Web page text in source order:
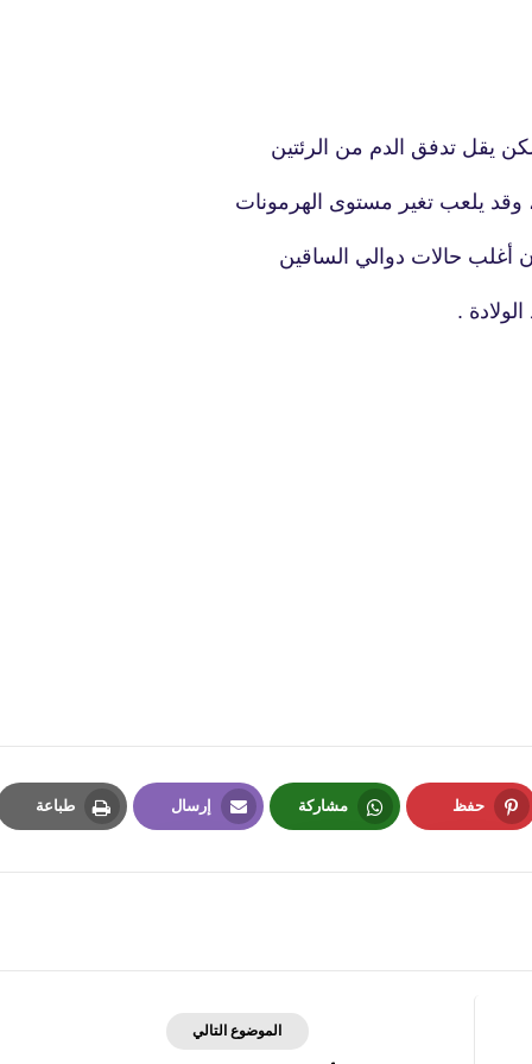
يقل تدفق الدم من الرئتين
يلعب تغير مستوى الهرمونات
أغلب حالات دوالي الساقين
.
حفظ مشاركة إرسال طباعة
الموضوع التالي